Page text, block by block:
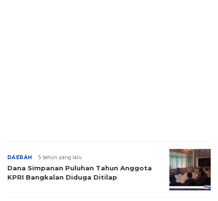
DAERAH 5 tahun yang lalu
Dana Simpanan Puluhan Tahun Anggota
KPRI Bangkalan Diduga Ditilap